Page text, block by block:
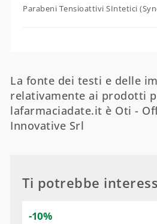
Parabeni Tensioattivi SIntetici
La fonte dei testi e delle
relativamente ai prodotti
lafarmaciadate.it è Oti -
Innovative Srl
Ti potrebbe
-10%